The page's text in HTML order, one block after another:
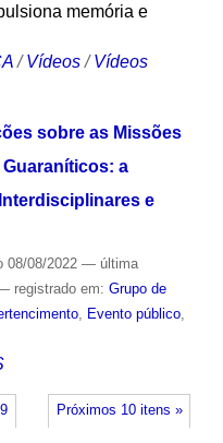
memória e
/Vídeos /Vídeos
sobre as Missões
a
e
08/08/2022 — última
registrado em: Grupo de
, Evento público,
Próximos 10 itens »
9